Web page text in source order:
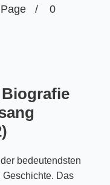
0
Biografie
bedeutendsten
Das